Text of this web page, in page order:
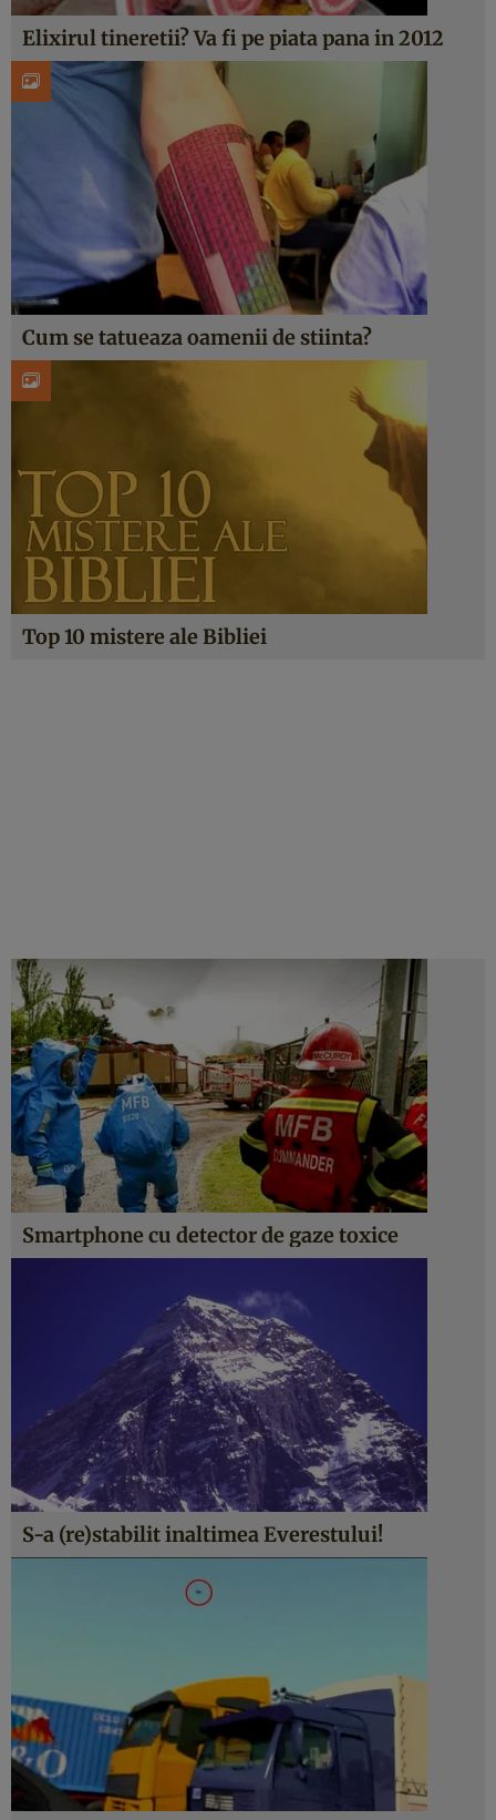
Elixirul tineretii? Va fi pe piata pana in 2012
Cum se tatueaza oamenii de stiinta?
Top 10 mistere ale Bibliei
Smartphone cu detector de gaze toxice
S-a (re)stabilit inaltimea Everestului!